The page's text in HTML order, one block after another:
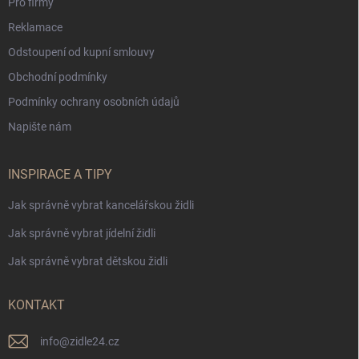
Reklamace
Odstoupení od kupní smlouvy
Obchodní podmínky
Podmínky ochrany osobních údajů
Napište nám
INSPIRACE A TIPY
Jak správně vybrat kancelářskou židli
Jak správně vybrat jídelní židli
Jak správně vybrat dětskou židli
KONTAKT
info@zidle24.cz